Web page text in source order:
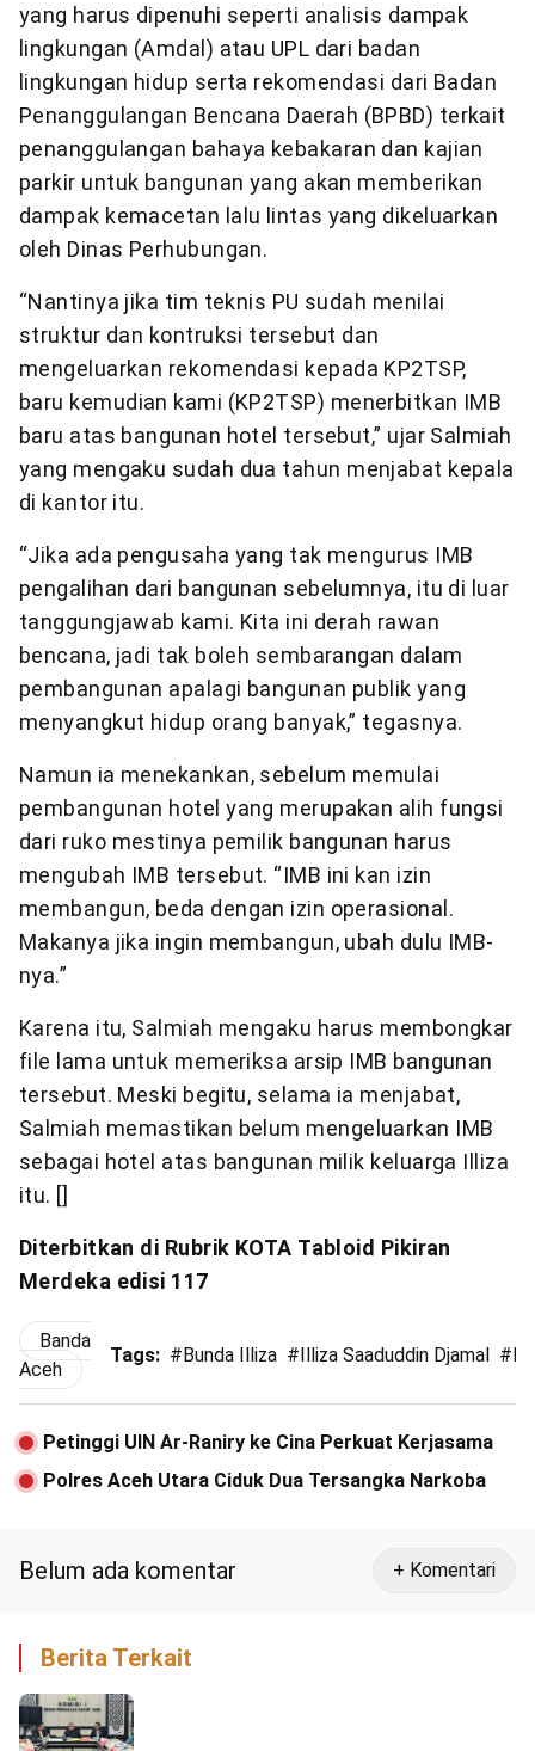
yang harus dipenuhi seperti analisis dampak
lingkungan (Amdal) atau UPL dari badan
lingkungan hidup serta rekomendasi dari Badan
Penanggulangan Bencana Daerah (BPBD) terkait
penanggulangan bahaya kebakaran dan kajian
parkir untuk bangunan yang akan memberikan
dampak kemacetan lalu lintas yang dikeluarkan
oleh Dinas Perhubungan.
“Nantinya jika tim teknis PU sudah menilai
struktur dan kontruksi tersebut dan
mengeluarkan rekomendasi kepada KP2TSP,
baru kemudian kami (KP2TSP) menerbitkan IMB
baru atas bangunan hotel tersebut,” ujar Salmiah
yang mengaku sudah dua tahun menjabat kepala
di kantor itu.
“Jika ada pengusaha yang tak mengurus IMB
pengalihan dari bangunan sebelumnya, itu di luar
tanggungjawab kami. Kita ini derah rawan
bencana, jadi tak boleh sembarangan dalam
pembangunan apalagi bangunan publik yang
menyangkut hidup orang banyak,” tegasnya.
Namun ia menekankan, sebelum memulai
pembangunan hotel yang merupakan alih fungsi
dari ruko mestinya pemilik bangunan harus
mengubah IMB tersebut. “IMB ini kan izin
membangun, beda dengan izin operasional.
Makanya jika ingin membangun, ubah dulu IMB-
nya.”
Karena itu, Salmiah mengaku harus membongkar
file lama untuk memeriksa arsip IMB bangunan
tersebut. Meski begitu, selama ia menjabat,
Salmiah memastikan belum mengeluarkan IMB
sebagai hotel atas bangunan milik keluarga Illiza
itu. []
Diterbitkan di Rubrik KOTA Tabloid Pikiran
Merdeka edisi 117
Banda
Aceh
Tags: #Bunda Illiza #Illiza Saaduddin Djamal #
Petinggi UIN Ar-Raniry ke Cina Perkuat Kerjasama
Polres Aceh Utara Ciduk Dua Tersangka Narkoba
Belum ada komentar + Komentari
Berita Terkait